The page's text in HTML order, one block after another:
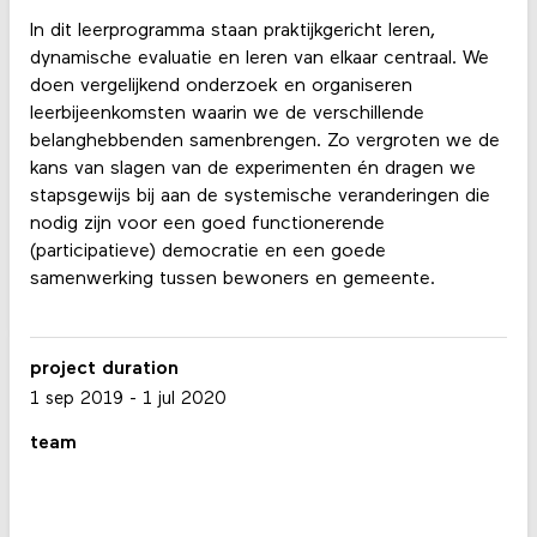
In dit leerprogramma staan praktijkgericht leren,
dynamische evaluatie en leren van elkaar centraal. We
doen vergelijkend onderzoek en organiseren
leerbijeenkomsten waarin we de verschillende
belanghebbenden samenbrengen. Zo vergroten we de
kans van slagen van de experimenten én dragen we
stapsgewijs bij aan de systemische veranderingen die
nodig zijn voor een goed functionerende
(participatieve) democratie en een goede
samenwerking tussen bewoners en gemeente.
project duration
1 sep 2019 - 1 jul 2020
team